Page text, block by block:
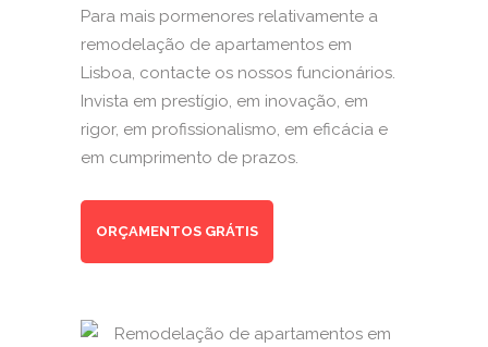
Para mais pormenores relativamente a
remodelação de apartamentos em
Lisboa, contacte os nossos funcionários.
Invista em prestígio, em inovação, em
rigor, em profissionalismo, em eficácia e
em cumprimento de prazos.
ORÇAMENTOS GRÁTIS